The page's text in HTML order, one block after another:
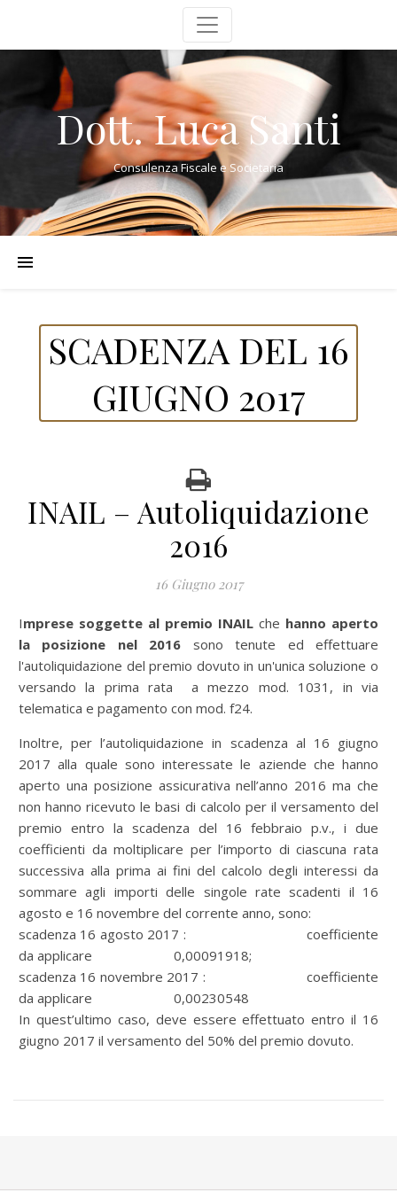
Dott. Luca Santi
Consulenza Fiscale e Societaria
SCADENZA DEL 16
GIUGNO 2017
INAIL – Autoliquidazione
2016
16 Giugno 2017
Imprese soggette al premio INAIL che hanno aperto
la posizione nel 2016 sono tenute ed effettuare
l'autoliquidazione del premio dovuto in un'unica soluzione o
versando la prima rata a mezzo mod. 1031, in via
telematica e pagamento con mod. f24.
Inoltre, per l’autoliquidazione in scadenza al 16 giugno
2017 alla quale sono interessate le aziende che hanno
aperto una posizione assicurativa nell’anno 2016 ma che
non hanno ricevuto le basi di calcolo per il versamento del
premio entro la scadenza del 16 febbraio p.v., i due
coefficienti da moltiplicare per l’importo di ciascuna rata
successiva alla prima ai fini del calcolo degli interessi da
sommare agli importi delle singole rate scadenti il 16
agosto e 16 novembre del corrente anno, sono:
scadenza 16 agosto 2017 : coefficiente
da applicare 0,00091918;
scadenza 16 novembre 2017 : coefficiente
da applicare 0,00230548
In quest’ultimo caso, deve essere effettuato entro il 16
giugno 2017 il versamento del 50% del premio dovuto.